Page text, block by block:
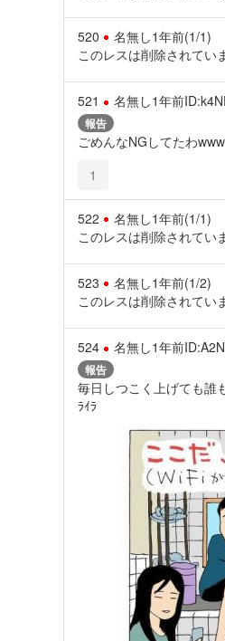
520 名無し1年前(1/1)
このレスは削除されてい
521 名無し1年前
報告
ごめんなNGしてたわwww
1
522 名無し1年前(1/1)
このレスは削除されてい
523 名無し1年前(1/2)
このレスは削除されてい
524 名無し1年前
報告
毎日しつこく上げても誰
ﾗｲﾗ